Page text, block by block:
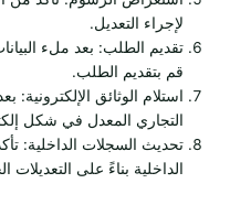
لإجراء التعديل.
تقديم الطلب: بعد ملء
قم بتقديم الطلب.
استلام الوثائق
التجاري المعدل في شكل
تحديث السجلات الداخلية:
الداخلية بناءً على التعديلات